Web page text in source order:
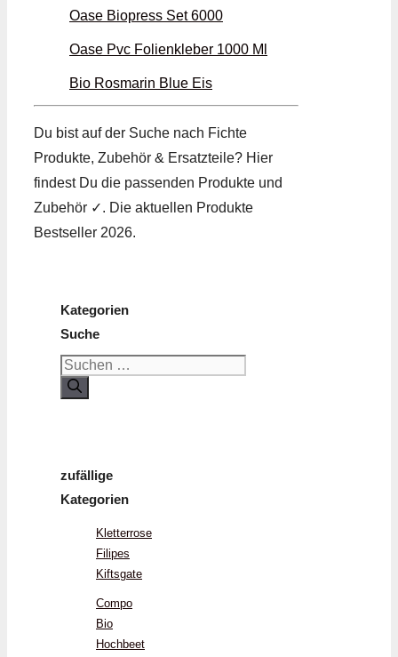
Oase Biopress Set 6000
Oase Pvc Folienkleber 1000 Ml
Bio Rosmarin Blue Eis
Du bist auf der Suche nach Fichte
Produkte, Zubehör & Ersatzteile? Hier
findest Du die passenden Produkte und
Zubehör ✓. Die aktuellen Produkte
Bestseller 2026.
Kategorien
Suche
Suchen
nach:
zufällige
Kategorien
Kletterrose
Filipes
Kiftsgate
Compo
Bio
Hochbeet